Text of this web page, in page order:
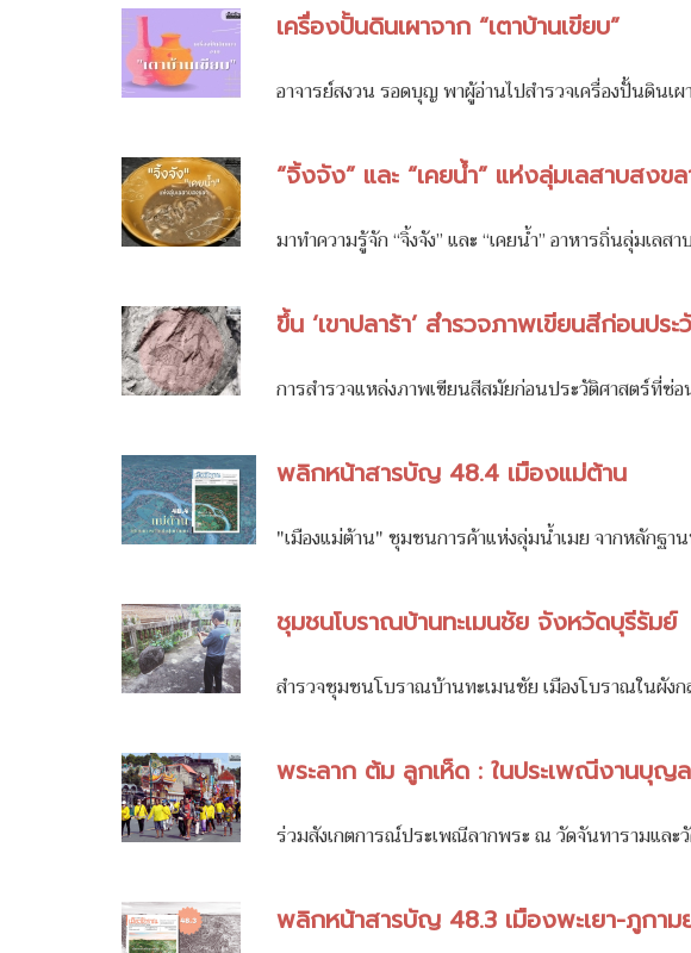
เครื่องปั้นดินเผาจาก “เตาบ้านเขียบ”
อาจารย์สงวน รอดบุญ พาผู้อ่านไปสำรวจเครื่องปั้นดินเ
“จิ้งจัง” และ “เคยน้ำ” แห่งลุ่มเลสาบสงข
มาทำความรู้จัก “จิ้งจัง” และ “เคยน้ำ” อาหารถิ่นลุ่มเ
ขึ้น ‘เขาปลาร้า’ สำรวจภาพเขียนสีก่อนปร
การสำรวจแหล่งภาพเขียนสีสมัยก่อนประวัติศาสตร์ที่ซ่
พลิกหน้าสารบัญ 48.4 เมืองแม่ต้าน
"เมืองแม่ต้าน" ชุมชนการค้าแห่งลุ่มน้ำเมย จากหลักฐ
ชุมชนโบราณบ้านทะเมนชัย จังหวัดบุรีรัมย์
สำรวจชุมชนโบราณบ้านทะเมนชัย เมืองโบราณในผังก
พระลาก ต้ม ลูกเห็ด : ในประเพณีงานบุญ
ร่วมสังเกตการณ์ประเพณีลากพระ ณ วัดจันทารามและ
พลิกหน้าสารบัญ 48.3 เมืองพะเยา-ภูกาม